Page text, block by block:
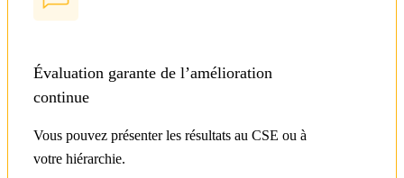
Évaluation garante de l’amélioration
continue
Vous pouvez présenter les résultats au CSE ou à
votre hiérarchie.